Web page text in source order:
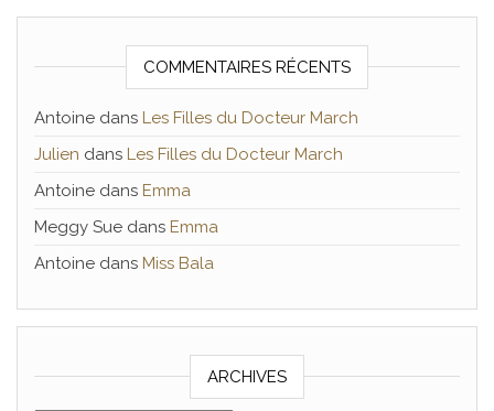
COMMENTAIRES RÉCENTS
Antoine dans Les Filles du Docteur March
Julien dans Les Filles du Docteur March
Antoine dans Emma
Meggy Sue dans Emma
Antoine dans Miss Bala
ARCHIVES